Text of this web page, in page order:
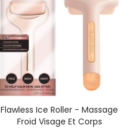
Flawless Ice Roller - Massage
Froid Visage Et Corps